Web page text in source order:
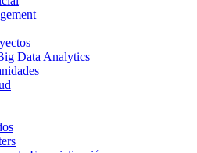
Data Analytics